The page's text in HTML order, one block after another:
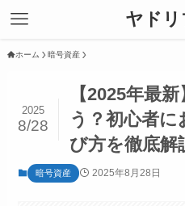
ヤド
ホーム 暗号資産
【2025年最
う？初心者
び方を徹底解
2025
8/28
暗号資産 2025年8月28日